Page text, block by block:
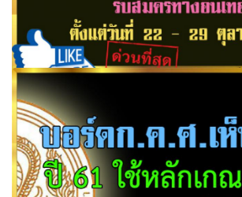
การรถไฟฟ้าขนส่งมวลชนแห่งประเทศไทย
เข้าทำงาน 149 อัตรา